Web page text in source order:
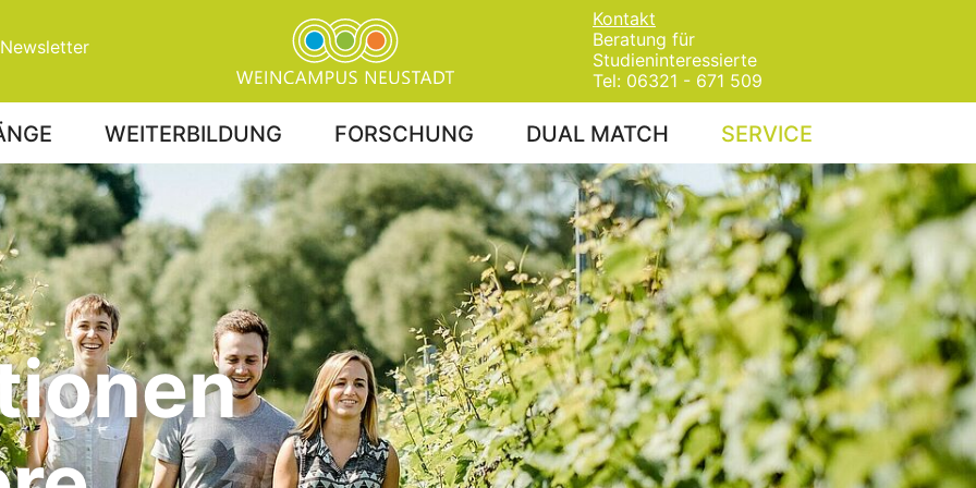
Newsletter
Kontakt
Beratung für
Studieninteressierte
Tel: 06321 - 671 509
WEITERBILDUNG FORSCHUNG DUAL MATCH SERVICE
Studierenden